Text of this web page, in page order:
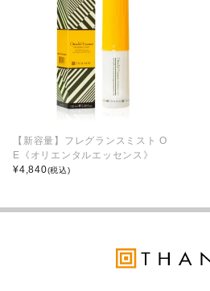
【新容量】フレグランスミスト O
E《オリエンタルエッセンス》
¥4,840(税込)